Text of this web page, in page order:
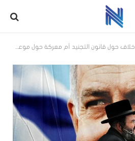
خلاف حول قانون التجنيد أم معركة حول موعد الانتخابات؟